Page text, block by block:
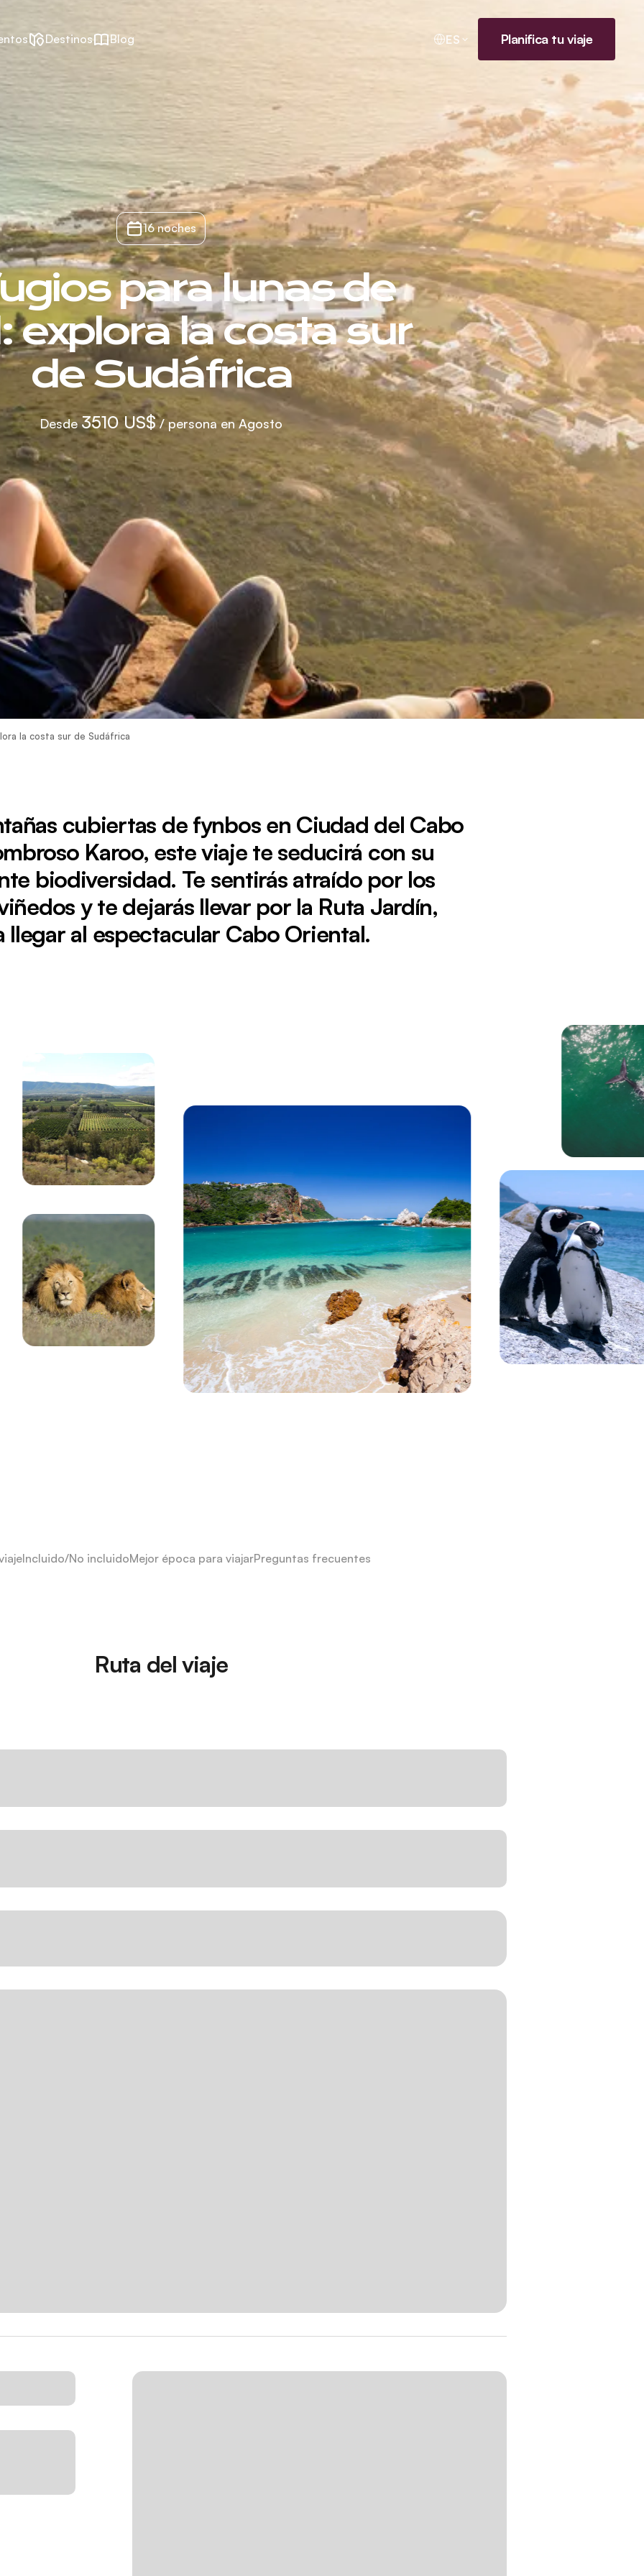
Destinos Blog ES Planifica tu viaje
la playa y la costa de Camps Bay desde la montaña Lions Head en Ciudad del Cabo.
16 noches
para lunas de
explora la costa sur
de Sudáfrica
Desde3510 US$/ persona en Agosto
la costa sur de Sudáfrica
cubiertas de fynbos en Ciudad del Cabo
Karoo, este viaje te seducirá con su
biodiversidad. Te sentirás atraído por los
y te dejarás llevar por la Ruta Jardín,
llegar al espectacular Cabo Oriental.
Incluido/No incluidoMejor época para viajarPreguntas frecuentes
Ruta del viaje